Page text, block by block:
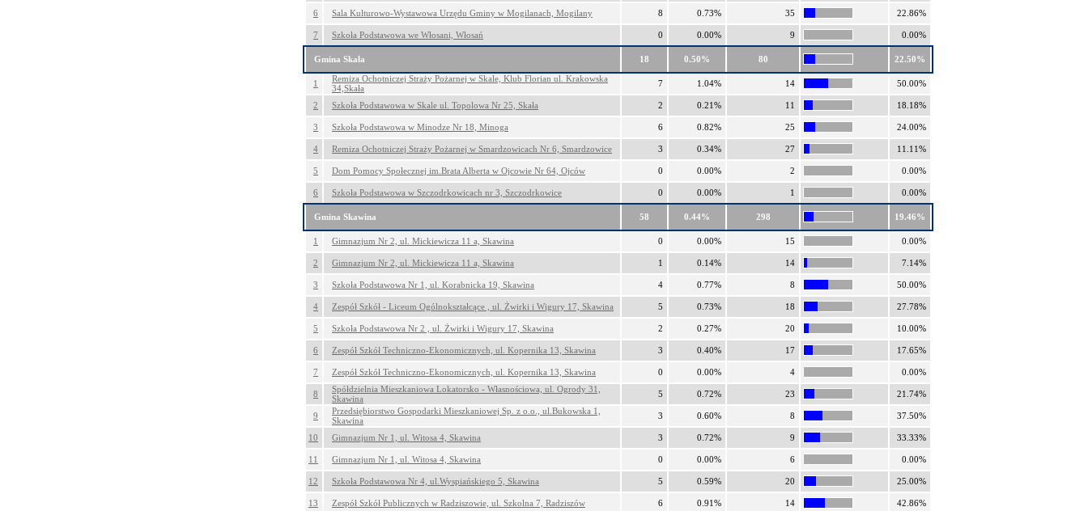
6 Sala Kulturowo-Wystawowa Urzędu Gminy w Mogilanach, Mogilany 8 0.73% 35 22.86%
7 Szkoła Podstawowa we Włosani, Włosań 0 0.00% 9 0.00%
Gmina Skała 18 0.50% 80 22.50%
1
Remiza Ochotniczej Straży Pożarnej w Skale, Klub Florian ul. Krakowska
34,Skała
7 1.04% 14 50.00%
2 Szkoła Podstawowa w Skale ul. Topolowa Nr 25, Skała 2 0.21% 11 18.18%
3 Szkoła Podstawowa w Minodze Nr 18, Minoga 6 0.82% 25 24.00%
4 Remiza Ochotniczej Straży Pożarnej w Smardzowicach Nr 6, Smardzowice 3 0.34% 27 11.11%
5 Dom Pomocy Społecznej im.Brata Alberta w Ojcowie Nr 64, Ojców 0 0.00% 2 0.00%
6 Szkoła Podstawowa w Szczodrkowicach nr 3, Szczodrkowice 0 0.00% 1 0.00%
Gmina Skawina 58 0.44% 298 19.46%
1 Gimnazjum Nr 2, ul. Mickiewicza 11 a, Skawina 0 0.00% 15 0.00%
2 Gimnazjum Nr 2, ul. Mickiewicza 11 a, Skawina 1 0.14% 14 7.14%
3 Szkoła Podstawowa Nr 1, ul. Korabnicka 19, Skawina 4 0.77% 8 50.00%
4 Zespół Szkół - Liceum Ogólnokształcące , ul. Żwirki i Wigury 17, Skawina 5 0.73% 18 27.78%
5 Szkoła Podstawowa Nr 2 , ul. Żwirki i Wigury 17, Skawina 2 0.27% 20 10.00%
6 Zespół Szkół Techniczno-Ekonomicznych, ul. Kopernika 13, Skawina 3 0.40% 17 17.65%
7 Zespół Szkół Techniczno-Ekonomicznych, ul. Kopernika 13, Skawina 0 0.00% 4 0.00%
8
Spółdzielnia Mieszkaniowa Lokatorsko - Własnościowa, ul. Ogrody 31,
Skawina
5 0.72% 23 21.74%
9
Przedsiębiorstwo Gospodarki Mieszkaniowej Sp. z o.o., ul.Bukowska 1,
Skawina
3 0.60% 8 37.50%
10 Gimnazjum Nr 1, ul. Witosa 4, Skawina 3 0.72% 9 33.33%
11 Gimnazjum Nr 1, ul. Witosa 4, Skawina 0 0.00% 6 0.00%
12 Szkoła Podstawowa Nr 4, ul.Wyspiańskiego 5, Skawina 5 0.59% 20 25.00%
13 Zespół Szkół Publicznych w Radziszowie, ul. Szkolna 7, Radziszów 6 0.91% 14 42.86%